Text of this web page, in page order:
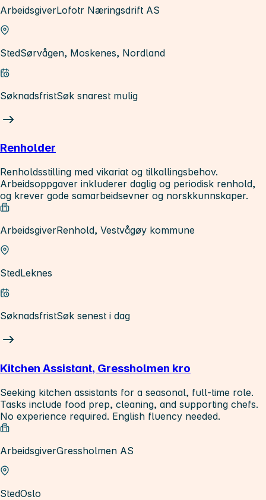
ArbeidsgiverLofotr Næringsdrift AS
StedSørvågen, Moskenes, Nordland
SøknadsfristSøk snarest mulig
Renholder
Renholdsstilling med vikariat og tilkallingsbehov.
Arbeidsoppgaver inkluderer daglig og periodisk renhold,
og krever gode samarbeidsevner og norskkunnskaper.
ArbeidsgiverRenhold, Vestvågøy kommune
StedLeknes
SøknadsfristSøk senest i dag
Kitchen Assistant, Gressholmen kro
Seeking kitchen assistants for a seasonal, full-time role.
Tasks include food prep, cleaning, and supporting chefs.
No experience required. English fluency needed.
ArbeidsgiverGressholmen AS
StedOslo